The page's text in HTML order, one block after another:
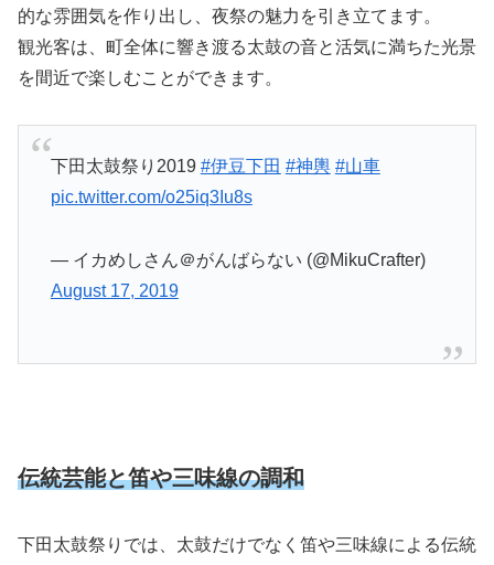
的な雰囲気を作り出し、夜祭の魅力を引き立てます。
観光客は、町全体に響き渡る太鼓の音と活気に満ちた光景
を間近で楽しむことができます。
下田太鼓祭り2019 #伊豆下田 #神輿 #山車
pic.twitter.com/o25iq3Iu8s
— イカめしさん＠がんばらない (@MikuCrafter)
August 17, 2019
伝統芸能と笛や三味線の調和
下田太鼓祭りでは、太鼓だけでなく笛や三味線による伝統